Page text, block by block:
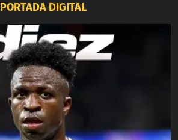
PORTADA DIGITAL